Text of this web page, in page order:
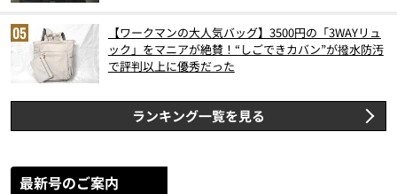
【ワークマンの大人気バッグ】3500円の「3WAYリュ
ック」をマニアが絶賛！“しごできカバン”が撥水防汚
で評判以上に優秀だった
ランキング一覧を見る
最新号のご案内